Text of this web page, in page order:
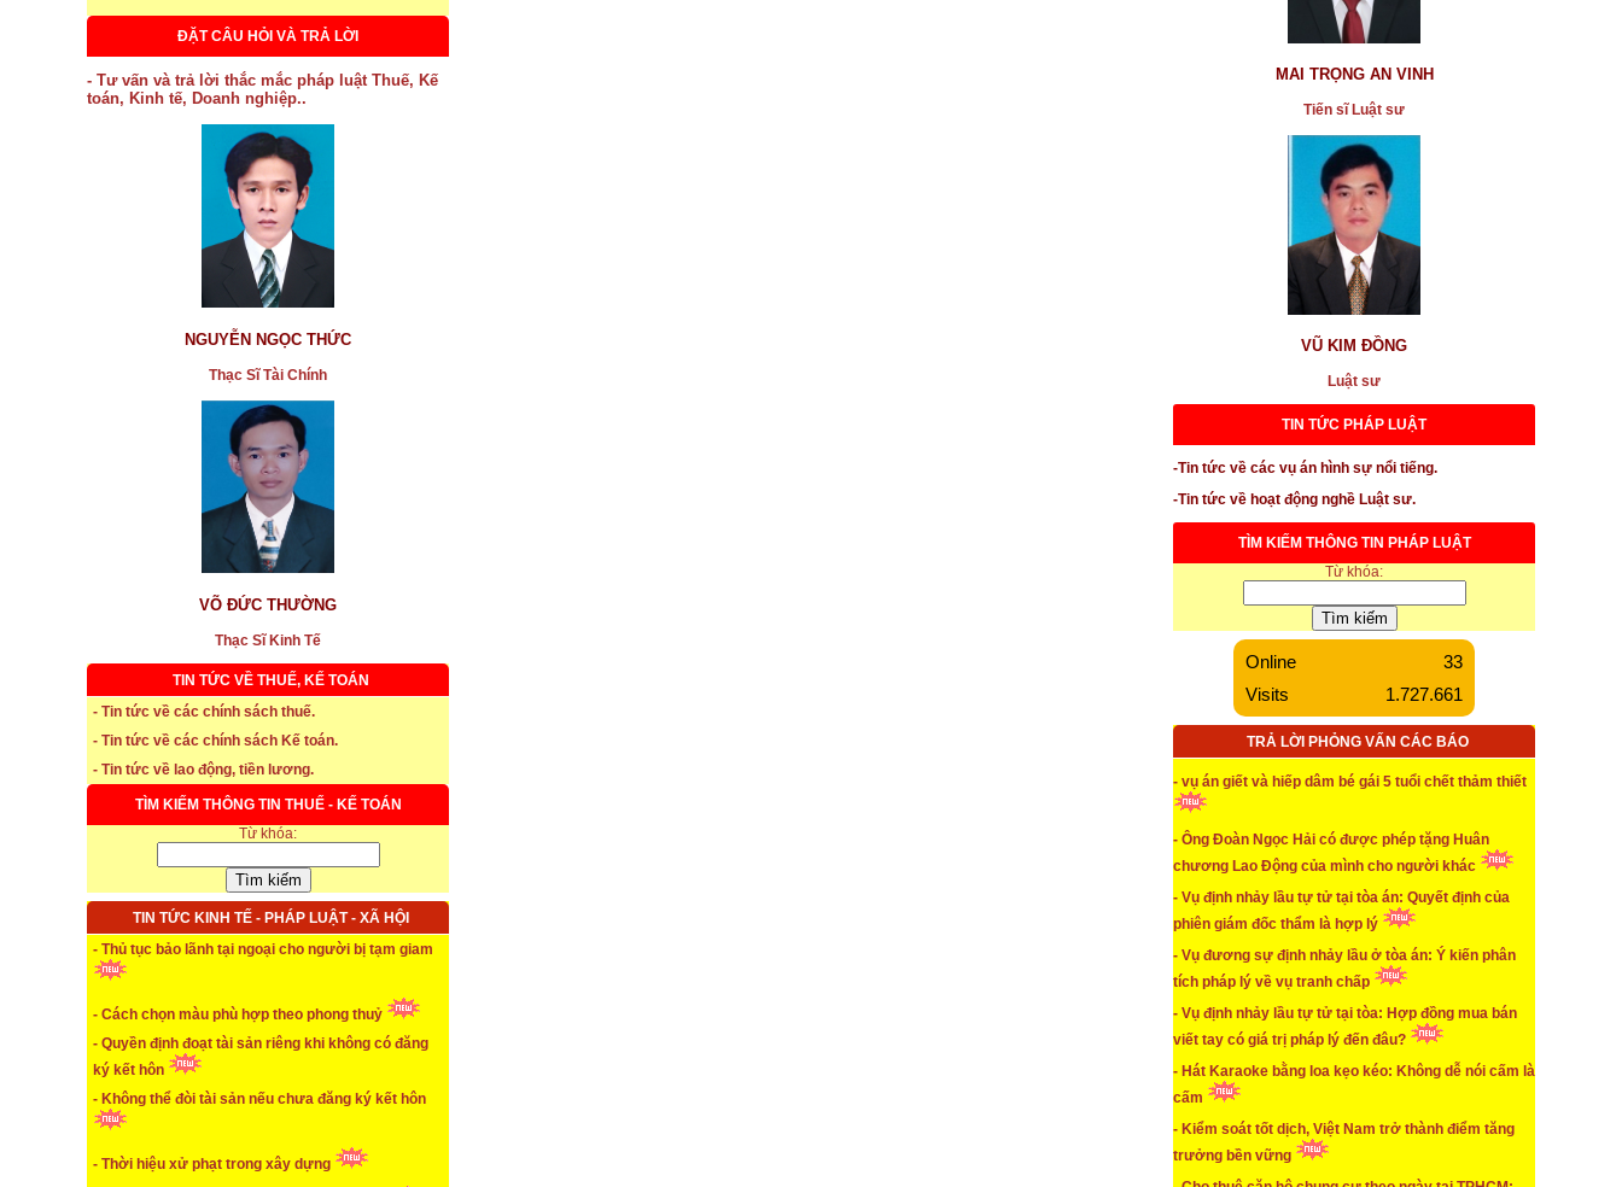
ĐẶT CÂU HỎI VÀ TRẢ LỜI
- Tư vấn và trả lời thắc mắc pháp luật Thuế, Kế
toán, Kinh tế, Doanh nghiệp..
NGUYỄN NGỌC THỨC
Thạc Sĩ Tài Chính
VÕ ĐỨC THƯỜNG
Thạc Sĩ Kinh Tế
TIN TỨC VỀ THUẾ, KẾ TOÁN
- Tin tức về các chính sách thuế.
- Tin tức về các chính sách Kế toán.
- Tin tức về lao động, tiền lương.
TÌM KIẾM THÔNG TIN THUẾ - KẾ TOÁN
Từ khóa:
TIN TỨC KINH TẾ - PHÁP LUẬT - XÃ HỘI
- Thủ tục bảo lãnh tại ngoại cho người bị tạm giam
- Cách chọn màu phù hợp theo phong thuỷ
- Quyền định đoạt tài sản riêng khi không có đăng
ký kết hôn
- Không thể đòi tài sản nếu chưa đăng ký kết hôn
- Thời hiệu xử phạt trong xây dựng
* Thời hạn đăng ký bảo hiểm thất nghiệp
...xem chi tiết
...xem chi tiết
* NHẬN SINH VIÊN THỰC TẬP
* TUYỂN DỤNG KẾ TOÁN (thường xuyên)
...xem chi tiết
MAI TRỌNG AN VINH
Tiến sĩ Luật sư
VŨ KIM ĐỒNG
Luật sư
TIN TỨC PHÁP LUẬT
-Tin tức về các vụ án hình sự nổi tiếng.
-Tin tức về hoạt động nghề Luật sư.
TÌM KIẾM THÔNG TIN PHÁP LUẬT
Từ khóa:
Online
33
Visits
1.727.661
TRẢ LỜI PHỎNG VẤN CÁC BÁO
- vụ án giết và hiếp dâm bé gái 5 tuổi chết thảm thiết
- Ông Đoàn Ngọc Hải có được phép tặng Huân
chương Lao Động của mình cho người khác
- Vụ định nhảy lầu tự tử tại tòa án: Quyết định của
phiên giám đốc thẩm là hợp lý
- Vụ đương sự định nhảy lầu ở tòa án: Ý kiến phân
tích pháp lý về vụ tranh chấp
- Vụ định nhảy lầu tự tử tại tòa: Hợp đồng mua bán
viết tay có giá trị pháp lý đến đâu?
- Hát Karaoke bằng loa kẹo kéo: Không dễ nói cấm là
cấm
- Kiểm soát tốt dịch, Việt Nam trở thành điểm tăng
trưởng bền vững
đồng ủy quyền, di chúc, vi bằng
* Chúng ta lái xe gắn máy có phải mua bảo hiểm
* Người nhận tội thay trong các vụ án hình sự
* Tiếp tục trả lời phỏng vấn về vụ án Pharma khi xuất
...xem chi tiết
* Vi phạm của Vinafood2 về 6.000m2
* Bị đơn định nhảy lầu tự tử tại tòa do bị xử thua vì
mua đất bằng giấy tay
...xem chi tiết
* Cảnh giác với thông tin mua bán nhà đất trên mạng
được quảng cáo sai sự thật, gây nhiễu loạn
...xem chi tiết
* Mua đất bằng giấy tay vẫn có giá trị pháp lý nếu
* Không phải cứ mua bảo hiểm TNDS đều sẽ được
...xem chi tiết
* Kiểm soát tốt dịch, Việt Nam trở thành điểm tăng
trưởng bền vững
* TAND cấp cao hủy 2 bản án sơ thẩm và phúc thẩm
vụ “đương sự định nhảy lầu”
...xem chi tiết
* Cảnh giác khi mua đất dự án có quy hoạch nhưng
đã bị chỉnh sửa làm giả bản quy hoạch 1/500